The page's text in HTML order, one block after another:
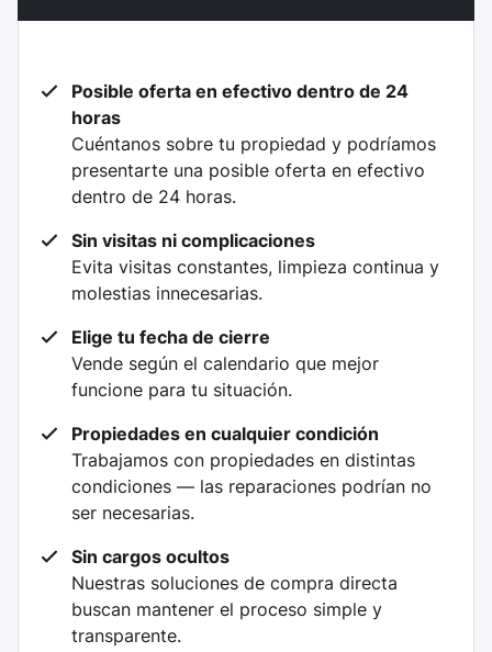
Posible oferta en efectivo dentro de 24
horas
Cuéntanos sobre tu propiedad y podríamos
presentarte una posible oferta en efectivo
dentro de 24 horas.
Sin visitas ni complicaciones
Evita visitas constantes, limpieza continua y
molestias innecesarias.
Elige tu fecha de cierre
Vende según el calendario que mejor
funcione para tu situación.
Propiedades en cualquier condición
Trabajamos con propiedades en distintas
condiciones — las reparaciones podrían no
ser necesarias.
Sin cargos ocultos
Nuestras soluciones de compra directa
buscan mantener el proceso simple y
transparente.